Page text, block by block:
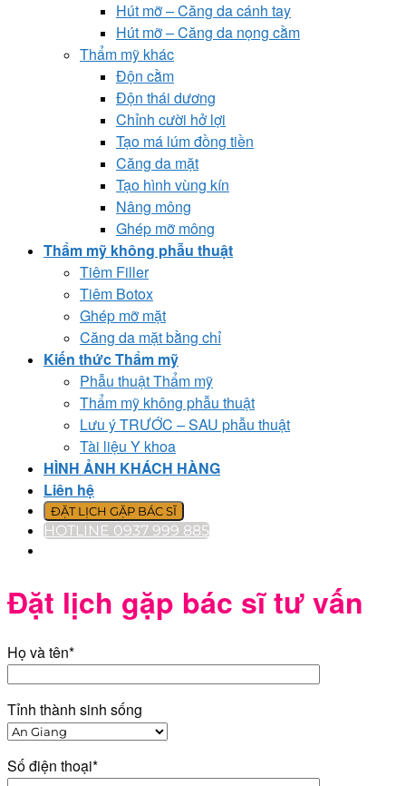
Hút mỡ – Căng da cánh tay
Hút mỡ – Căng da nọng cằm
Thẩm mỹ khác
Độn cằm
Độn thái dương
Chỉnh cười hở lợi
Tạo má lúm đồng tiền
Căng da mặt
Tạo hình vùng kín
Nâng mông
Ghép mỡ mông
Thẩm mỹ không phẫu thuật
Tiêm Filler
Tiêm Botox
Ghép mỡ mặt
Căng da mặt bằng chỉ
Kiến thức Thẩm mỹ
Phẫu thuật Thẩm mỹ
Thẩm mỹ không phẫu thuật
Lưu ý TRƯỚC – SAU phẫu thuật
Tài liệu Y khoa
HÌNH ẢNH KHÁCH HÀNG
Liên hệ
ĐẶT LỊCH GẶP BÁC SĨ
HOTLINE 0937 999 885
Đặt lịch gặp bác sĩ tư vấn
Họ và tên*
Tỉnh thành sinh sống
Số điện thoại*